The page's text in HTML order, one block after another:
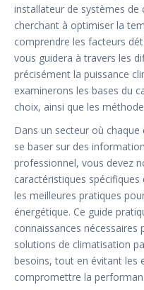
installateur de systèmes
cherchant à optimiser la
comprendre les facteurs
vous guidera à travers les
précisément la puissance
examinerons les bases du
choix, ainsi que les
Dans un secteur où
se baser sur des
professionnel, vous devez
caractéristiques
les meilleures pratiques
énergétique. Ce guide
connaissances
solutions de climatisation
besoins, tout en évitant les
compromettre la